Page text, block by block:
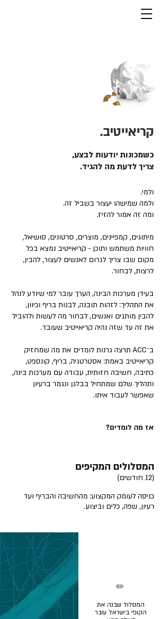
קריאייטיב.
כשמכונות יודעות לבצע,
צריך לדעת מה להגיד.
ולמי.
ולמה שמישהו יעצור בשביל זה.
ומה זה אמור להזיז.
מיתוגים, קמפיינים, מוצרים, סרטונים, סושיאל,
חוויות משתמש ותוכן - קריאייטיב נמצא בכל
מקום שבו צריך לגרום לאנשים לעצור, להבין,
לרצות, לבחור.
בעידן מערכות הבינה, הערך עובר למי שיודע לנהל
את התהליך: לזהות תובנה, לבנות בריף וכיוון,
להבין מותגים ואנשים, לבחור מה לעשות ולהוביל
את זה עד שזה נהיה קריאייטיב שעובד.
ב־ACC תרצה גרנות לומדים את מה שמחזיק
קריאייטיב באמת: אסטרטגיה, בריף, קונספט,
כתיבה, חשיבה חזותית, עבודה עם מערכות בינה,
ותהליך שלם שמתחיל בבלגן ונגמר ברעיון
שאפשר לעבוד איתו.
אז מה לומדים?
המסלולים המקיפים
(12 חודשים)
כניסה לעומק המקצוע: מהחשיבה והבריף ועד
רעיון, שפה, כלים וביצוע.
המסלול שבנה את
הקופי בישראל עובר
✏️